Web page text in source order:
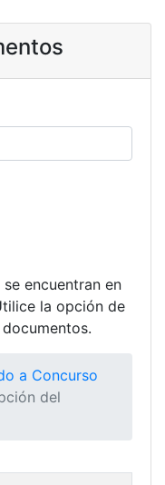
encuentran en
la opción de
a Concurso
del